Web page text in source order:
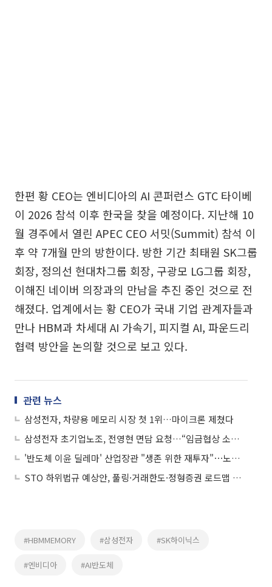
한편 황 CEO는 엔비디아의 AI 콘퍼런스 GTC 타이베
이 2026 참석 이후 한국을 찾을 예정이다. 지난해 10
월 경주에서 열린 APEC CEO 서밋(Summit) 참석 이
후 약 7개월 만의 방한이다. 방한 기간 최태원 SK그룹
회장, 정의선 현대차그룹 회장, 구광모 LG그룹 회장,
이해진 네이버 의장과의 만남을 추진 중인 것으로 전
해졌다. 업계에서는 황 CEO가 국내 기업 관계자들과
만나 HBM과 차세대 AI 가속기, 피지컬 AI, 파운드리
협력 방안을 논의할 것으로 보고 있다.
관련 뉴스
삼성전자, 차량용 메모리 시장 첫 1위…마이크론 제쳤다
삼성전자 초기업노조, 전영현 면담 요청…“임금협상 소외 직원 사기 진작 논의”
'반도체 이윤 딜레마' 산업장관 "생존 위한 재투자"⋯노동장관 "원하청 분배"
STO 하위법규 예상안, 풀링·거래한도·정형증권 로드맵 제시
#HBMMEMORY #삼성전자 #SK하이닉스
#엔비디아 #AI반도체